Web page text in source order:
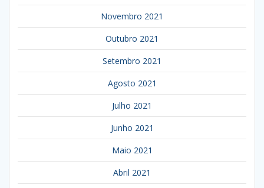
Novembro 2021
Outubro 2021
Setembro 2021
Agosto 2021
Julho 2021
Junho 2021
Maio 2021
Abril 2021